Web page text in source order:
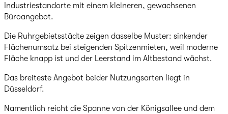
Industriestandorte mit einem kleineren, gewachsenen
Büroangebot.
Die Ruhrgebietsstädte zeigen dasselbe Muster: sinkender
Flächenumsatz bei steigenden Spitzenmieten, weil moderne
Fläche knapp ist und der Leerstand im Altbestand wächst.
Das breiteste Angebot beider Nutzungsarten liegt in
Düsseldorf.
Namentlich reicht die Spanne von der Königsallee und dem